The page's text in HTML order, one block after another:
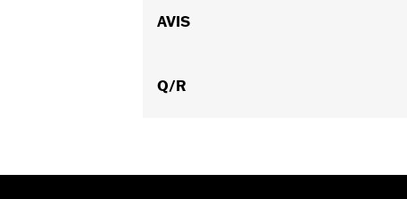
de 2015. Convient également aux
Collection:
NOTES:Le retrait et l'installation de
AVIS
Q/R